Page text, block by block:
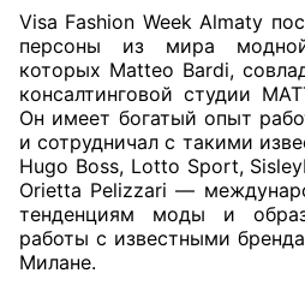
Visa Fashion Week Almaty
персоны из мира
которых Matteo Bardi,
консалтинговой студии
Он имеет богатый опыт
и сотрудничал с такими
Hugo Boss, Lotto Sport,
Orietta Pelizzari —
тенденциям моды и
работы с известными
Милане.